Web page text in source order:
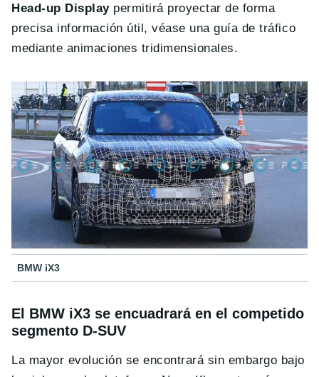
Head-up Displaypermitirá proyectar de forma
precisa información útil, véase una guía de tráfico
mediante animaciones tridimensionales.
BMW iX3
El BMW iX3 se encuadrará en el competido
segmento D-SUV
La mayor evolución se encontrará sin embargo bajo